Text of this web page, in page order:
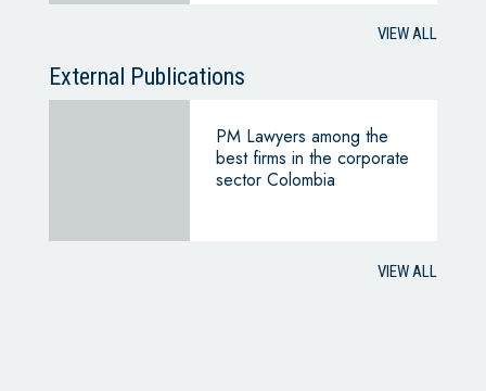
VIEW ALL
External Publications
PM Lawyers among the
best firms in the corporate
sector Colombia
VIEW ALL